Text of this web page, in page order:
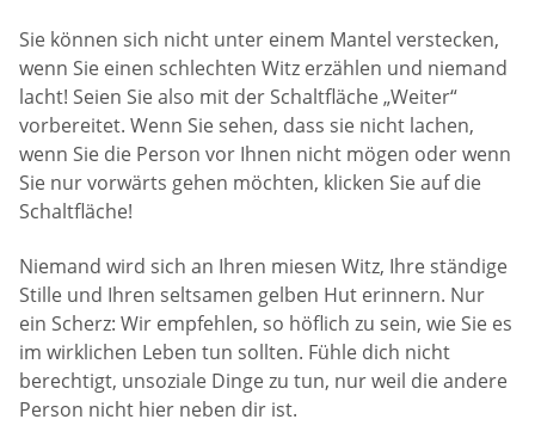
Sie können sich nicht unter einem Mantel verstecken,
wenn Sie einen schlechten Witz erzählen und niemand
lacht! Seien Sie also mit der Schaltfläche „Weiter“
vorbereitet. Wenn Sie sehen, dass sie nicht lachen,
wenn Sie die Person vor Ihnen nicht mögen oder wenn
Sie nur vorwärts gehen möchten, klicken Sie auf die
Schaltfläche!
Niemand wird sich an Ihren miesen Witz, Ihre ständige
Stille und Ihren seltsamen gelben Hut erinnern. Nur
ein Scherz: Wir empfehlen, so höflich zu sein, wie Sie es
im wirklichen Leben tun sollten. Fühle dich nicht
berechtigt, unsoziale Dinge zu tun, nur weil die andere
Person nicht hier neben dir ist.